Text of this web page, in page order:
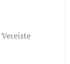
Vereiste